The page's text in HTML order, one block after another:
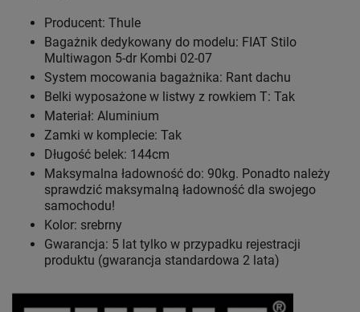
Producent: Thule
Bagażnik dedykowany do modelu: FIAT Stilo
Multiwagon 5-dr Kombi 02-07
System mocowania bagażnika: Rant dachu
Belki wyposażone w listwy z rowkiem T: Tak
Materiał: Aluminium
Zamki w komplecie: Tak
Długość belek: 144cm
Maksymalna ładowność do: 90kg. Ponadto należy
sprawdzić maksymalną ładowność dla swojego
samochodu!
Kolor: srebrny
Gwarancja: 5 lat tylko w przypadku rejestracji
produktu (gwarancja standardowa 2 lata)